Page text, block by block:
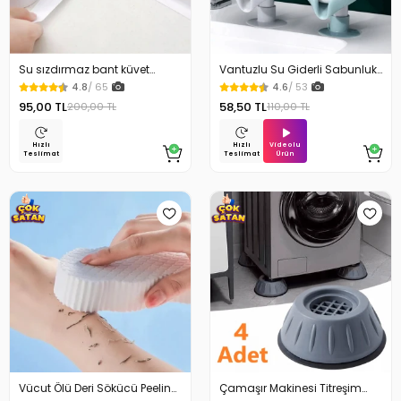
Su sızdırmaz bant küvet
Tezgah tamir bandı
4.8/ 65
95,00 TL200,00 TL
Hızlı
Teslimat
Vantuzlu Su Giderli Sabunluk
Kaymaz 4.6/ 53
58,50 TL110,00 TL
Hızlı
Teslimat
Videolu
Ürün
Vücut Ölü Deri Sökücü Peeling
Çamaşır Makinesi Titreşim